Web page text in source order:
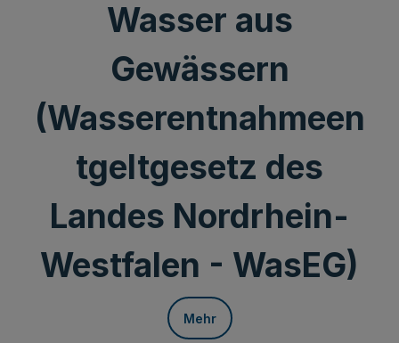
Wasser aus
Gewässern
(Wasserentnahmeen
tgeltgesetz des
Landes Nordrhein-
Westfalen - WasEG)
Mehr